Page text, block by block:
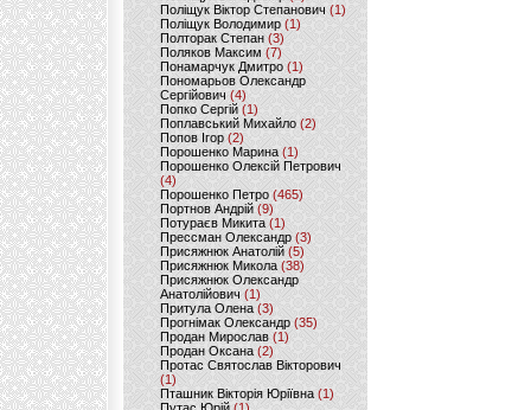
Поліщук Віктор Степанович(1)
Поліщук Володимир (1)
Полторак Степан(3)
Поляков Максим (7)
Понамарчук Дмитро (1)
Пономарьов Олександр
Сергійович(4)
Попко Сергій (1)
Поплавський Михайло (2)
Попов Ігор(2)
Порошенко Марина (1)
Порошенко Олексій Петрович
(4)
Порошенко Петро (465)
Портнов Андрій (9)
Потураєв Микита(1)
Прессман Олександр(3)
Присяжнюк Анатолій (5)
Присяжнюк Микола (38)
Присяжнюк Олександр
Анатолійович (1)
Притула Олена (3)
Прогнімак Олександр(35)
Продан Мирослав(1)
Продан Оксана (2)
Протас Святослав Вікторович
(1)
Пташник Вікторія Юріївна (1)